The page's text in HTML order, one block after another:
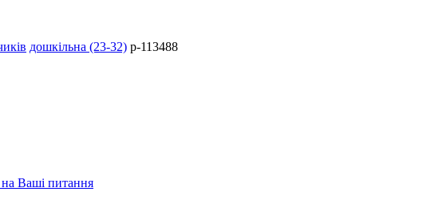
дошкільна (23-32) p-113488
на Ваші питання